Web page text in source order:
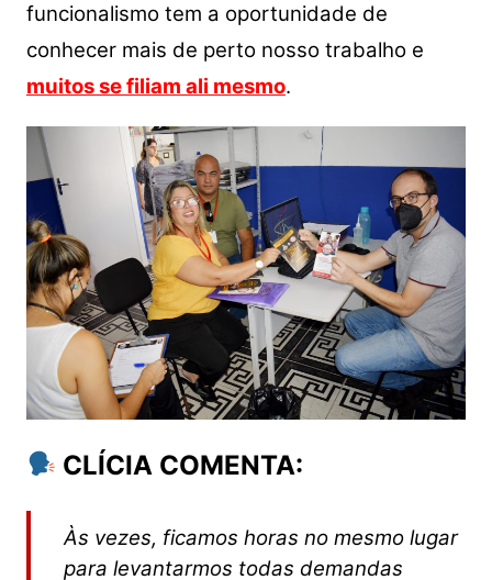
funcionalismo tem a oportunidade de
conhecer mais de perto nosso trabalho e
muitos se filiam ali mesmo.
CLÍCIA COMENTA:
Às vezes, ficamos horas no mesmo lugar
para levantarmos todas demandas